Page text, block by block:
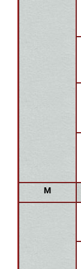
M